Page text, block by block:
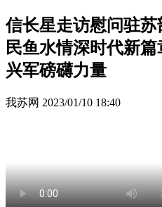
信长星走访慰问驻
民鱼水情深时代新
兴军磅礴力量
我苏网 2023/01/10 18:40